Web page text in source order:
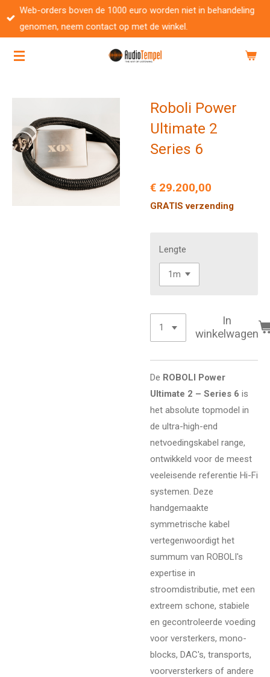
Ga
direct
de
Web-orders boven de 1000 euro worden niet in behandeling
genomen, neem contact op met de winkel.
Roboli Power
Ultimate 2
Series 6
€ 29.200,00
GRATIS verzending
Lengte
In
winkelwagen
De ROBOLI Power
Ultimate 2 – Series 6 is
het absolute topmodel in
de ultra-high-end
netvoedingskabel range,
ontwikkeld voor de meest
veeleisende referentie Hi-Fi
systemen. Deze
handgemaakte
symmetrische kabel
vertegenwoordigt het
summum van ROBOLI's
expertise in
stroomdistributie, met een
extreem schone, stabiele
en gecontroleerde voeding
voor versterkers, mono-
blocks, DAC's, transports,
voorversterkers of andere